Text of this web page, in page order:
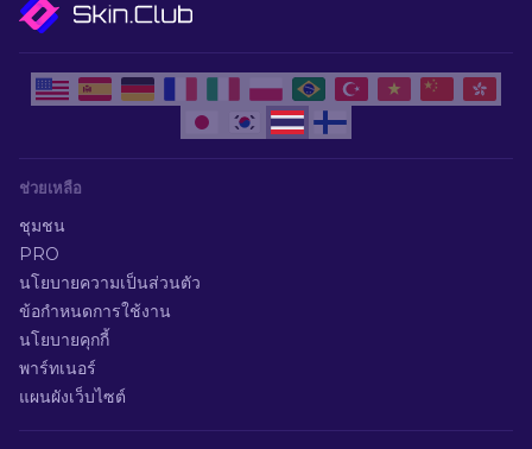
ช่วยเหลือ
ชุมชน
PRO
นโยบายความเป็นส่วนตัว
ข้อกำหนดการใช้งาน
นโยบายคุกกี้
พาร์ทเนอร์
แผนผังเว็บไซต์